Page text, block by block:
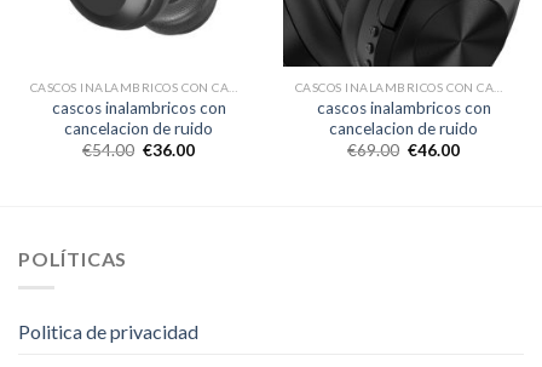
cascos inalambricos con
cancelacion de ruido
€54.00 €36.00
cascos inalambricos con
cancelacion de ruido
€69.00 €46.00
POLÍTICAS
Politica de privacidad